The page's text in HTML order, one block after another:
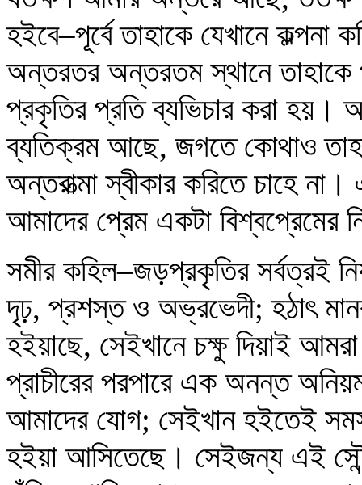
হইবে–পূর্বে তাহাকে যেখানে কল্পনা
অন্তরতর অন্তরতম স্থানে তাহাকে
প্রকৃতির প্রতি ব্যভিচার করা হয়।
ব্যতিক্রম আছে, জগতে কোথাও
অন্তরাত্মা স্বীকার করিতে চাহে
আমাদের প্রেম একটা বিশ্বপ্রেমের
সমীর কহিল–জড়প্রকৃতির সর্বত্রই
দৃঢ়, প্রশস্ত ও অভ্রভেদী; হঠাৎ
হইয়াছে, সেইখানে চক্ষু দিয়াই
প্রাচীরের পরপারে এক অনন্ত
আমাদের যোগ; সেইখান হইতেই
হইয়া আসিতেছে। সেইজন্য এই